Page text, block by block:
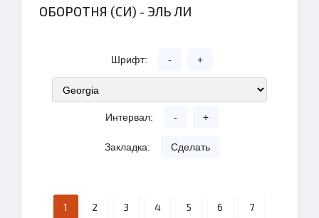
ОБОРОТНЯ (СИ) - ЭЛЬ ЛИ
Шрифт: - +
Интервал: - +
Закладка: Сделать
1 2 3 4 5 6 7